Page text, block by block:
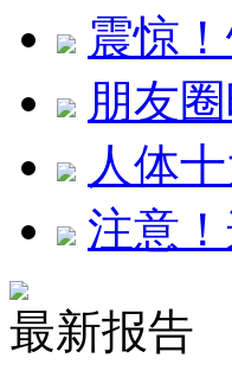
震惊
朋友
人体
注意
最新报告